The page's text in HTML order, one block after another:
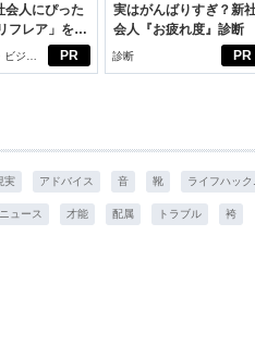
PR
会人にぴった
フレア」をは
しっかりニオ
24時間快適。
ジネ
PR
実はがんばりすぎ？新
会人『お疲れ度』診断
診断
実 アドバイス 音 靴 ライフハック.
ニュース 才能 配属 トラブル 袴